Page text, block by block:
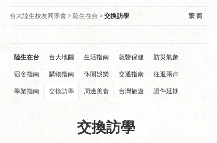
台大陸生校友同學會 > 陸生在台 > 交換訪學 繁 简
陸生在台 台大地圖 生活指南 就醫保健 防災氣象
宿舍指南 購物指南 休閒娛樂 交通指南 往返兩岸
學業指南 交換訪學 周邊美食 台灣旅遊 證件延期
交換訪學